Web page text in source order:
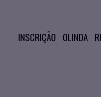
INSCRIÇÃO OLINDA